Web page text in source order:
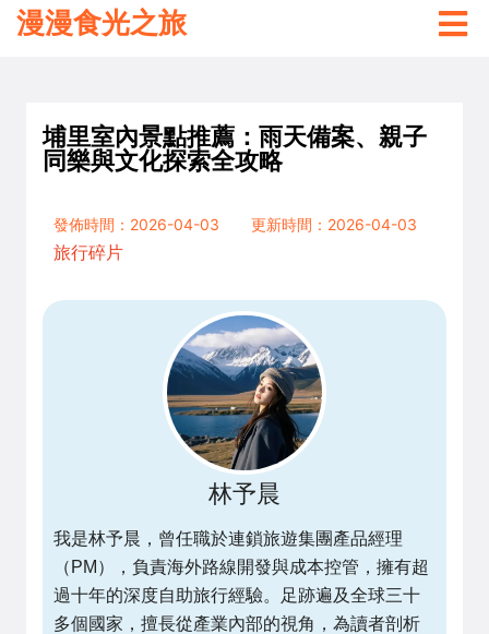
漫漫食光之旅
埔里室內景點推薦：雨天備案、親子
同樂與文化探索全攻略
發佈時間：2026-04-03
更新時間：2026-04-03
旅行碎片
林予晨
我是林予晨，曾任職於連鎖旅遊集團產品經理
（PM），負責海外路線開發與成本控管，擁有超
過十年的深度自助旅行經驗。足跡遍及全球三十
多個國家，擅長從產業內部的視角，為讀者剖析